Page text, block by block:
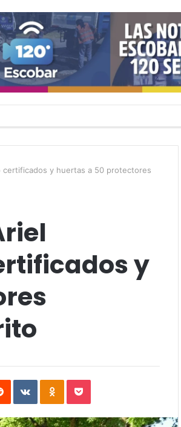
certificados y huertas a 50 protectores
y
Reddit VKontakteOdnoklassniki
Pocket